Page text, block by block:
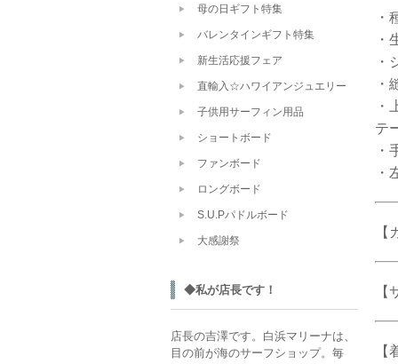
・
・
・
・
・
テ
・
・
【
母の日ギフト特集
バレンタインギフト特集
新生活応援フェア
直輸入☆ハワイアンジュエリー
子供用サーフィン用品
ショートボード
ファンボード
ロングボード
S.U.Pパドルボード
大感謝祭
◆私が店長です！
店長の吉澤です。白浜マリーナは、
目の前が海のサーフショップ。毎